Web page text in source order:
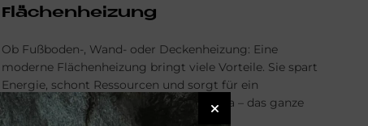
Flä­chen­hei­zung
Ob Fußboden-, Wand- oder Deckenheizung: Eine
moderne Flächenheizung bringt viele Vorteile. Sie spart
Energie, schont Ressourcen und sorgt für ein
gleichmäßiges, angenehmes Raumklima – das ganze
Jahr über.